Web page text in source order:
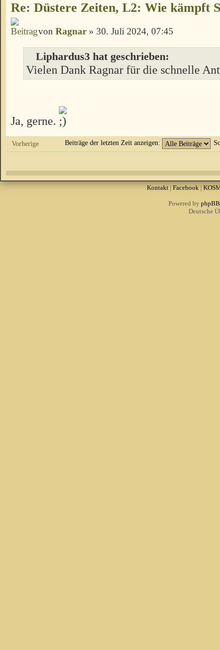
Re: Düstere Zeiten, L2: Wie kämpft
von Ragnar » 30. Juli 2024, 07:45
Liphardus3 hat geschrieben:
Vielen Dank Ragnar für die schnelle
Ja, gerne.
Vorherige Beiträge der letzten Zeit anzeigen:
Kontakt| Facebook |
Powered by phpBB
Deutsche